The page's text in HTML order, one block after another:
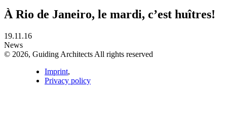
À Rio de Janeiro, le mardi, c’est huîtres!
19.11.16
News
© 2026, Guiding Architects All rights reserved
Imprint,
Privacy policy